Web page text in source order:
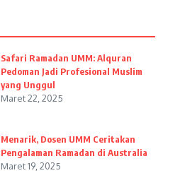
Safari Ramadan UMM: Alquran
Pedoman Jadi Profesional Muslim
yang Unggul
Maret 22, 2025
Menarik, Dosen UMM Ceritakan
Pengalaman Ramadan di Australia
Maret 19, 2025